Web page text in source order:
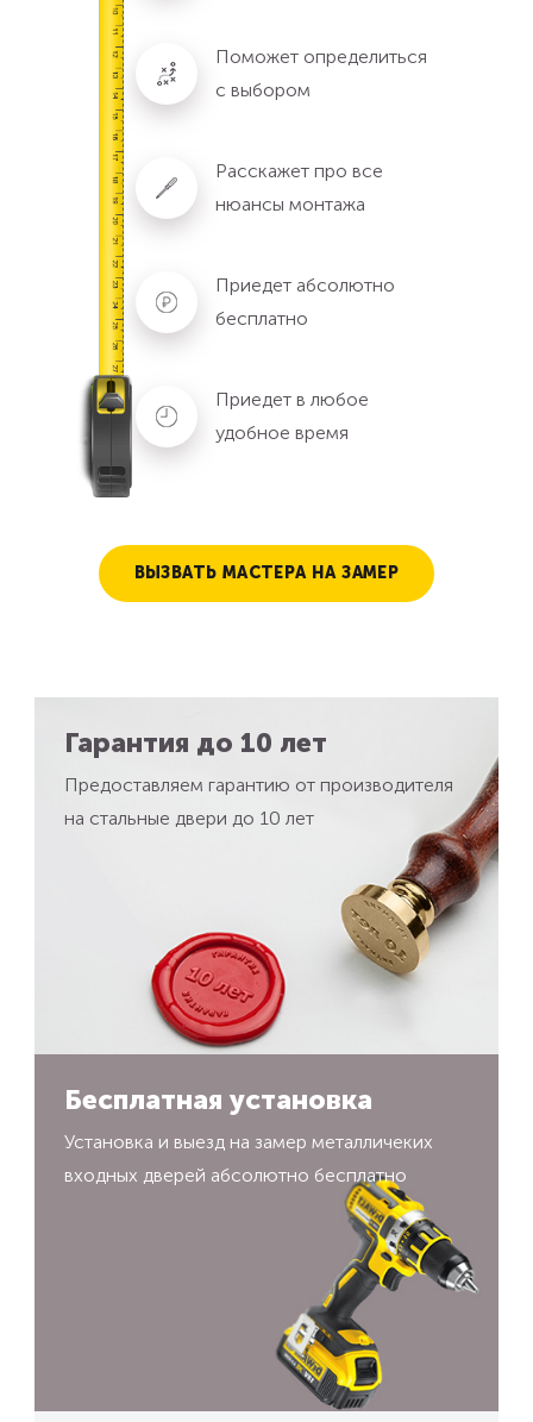
Поможет определиться
с выбором
Расскажет про все
нюансы монтажа
Приедет абсолютно
бесплатно
Приедет в любое
удобное время
ВЫЗВАТЬ МАСТЕРА НА ЗАМЕР
Гарантия до 10 лет
Предоставляем гарантию от производителя
на стальные двери до 10 лет
Бесплатная установка
Установка и выезд на замер металличеких
входных дверей абсолютно бесплатно